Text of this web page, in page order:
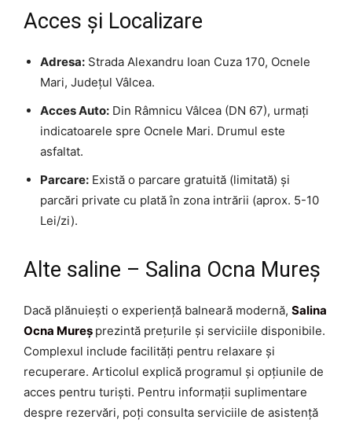
Acces și Localizare
Adresa: Strada Alexandru Ioan Cuza 170, Ocnele
Mari, Județul Vâlcea.
Acces Auto: Din Râmnicu Vâlcea (DN 67), urmați
indicatoarele spre Ocnele Mari. Drumul este
asfaltat.
Parcare: Există o parcare gratuită (limitată) și
parcări private cu plată în zona intrării (aprox. 5-10
Lei/zi).
Alte saline – Salina Ocna Mureș
Dacă plănuiești o experiență balneară modernă, Salina
Ocna Mureș prezintă prețurile și serviciile disponibile.
Complexul include facilități pentru relaxare și
recuperare. Articolul explică programul și opțiunile de
acces pentru turiști. Pentru informații suplimentare
despre rezervări, poți consulta serviciile de asistență